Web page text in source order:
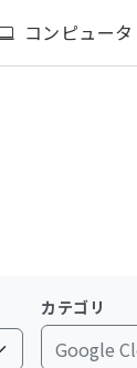
コンピュー
カテゴリ
Google